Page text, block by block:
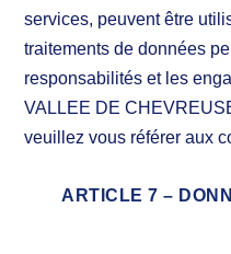
services, peuvent être
traitements de données
responsabilités et les
VALLEE DE
veuillez vous référer aux
ARTICLE 7 –